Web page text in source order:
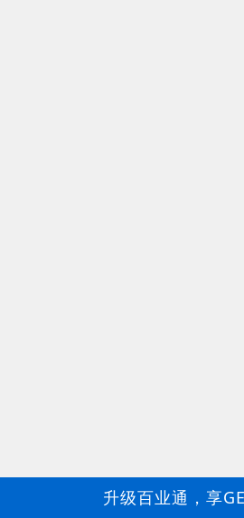
升级百业通，享